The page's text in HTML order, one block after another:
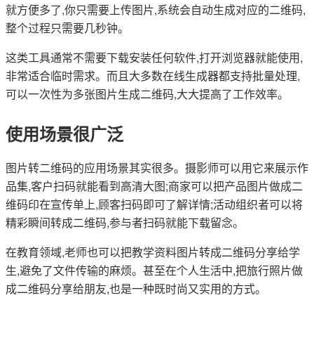
就方便多了,你只需要上传图片,系统会自动生成对应的二维码,
整个过程只需要几秒钟。
这类工具通常不需要下载安装任何软件,打开浏览器就能使用,
非常适合临时需求。而且大多数在线生成器都支持批量处理,
可以一次性为多张图片生成二维码,大大提高了工作效率。
使用场景很广泛
图片转二维码的应用场景其实很多。摄影师可以用它来展示作
品集,客户扫码就能看到高清大图;商家可以把产品图片做成二
维码印在宣传单上,顾客扫码即可了解详情;活动组织者可以将
精彩瞬间转成二维码,参与者扫码就能下载留念。
在教育领域,老师也可以把教学资料图片转成二维码分享给学
生,避免了文件传输的麻烦。甚至在个人生活中,把旅行照片做
成二维码分享给朋友,也是一种既时尚又实用的方式。